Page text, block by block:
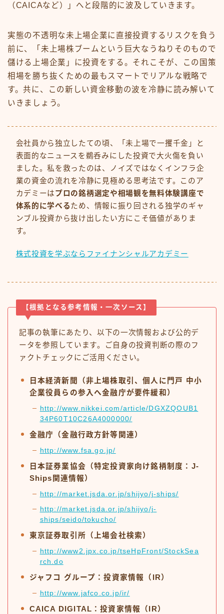
（CAICAなど）」へと段階的に波及していきます。
実態の不透明な未上場企業に直接投資するリスクを負う
前に、「未上場株ブームという巨大なうねりそのもので
儲ける上場企業」に投資をする。それこそが、この国策
相場を勝ち抜くための最もスマートでリアルな戦略で
す。共に、この新しい資金移動の波を冷静に読み解いて
いきましょう。
会社員から独立したての頃、「未上場で一攫千金」と
表面的なニュースを鵜呑みにした投資で大火傷を負い
ました。私を救ったのは、ノイズではなくインフラ企
業の資金の流れを冷静に見極める思考法です。このア
カデミーはプロの銘柄選定や相場観を無料体験講座で
体系的に学べるため、情報に振り回される独学のギャ
ンブル投資から抜け出したい方にこそ価値がありま
す。
株式投資を学ぶならファイナンシャルアカデミー
【根拠となる参考情報・一次ソース】
記事の執筆にあたり、以下の一次情報および公的デ
ータを参照しています。ご自身の投資判断の際のフ
ァクトチェックにご活用ください。
日本経済新聞（非上場株取引、個人に門戸 中小
企業役員らの参入へ金融庁が要件緩和）
http://www.nikkei.com/article/DGXZQOUB1
34P60T10C26A4000000/
金融庁（金融行政方針等関連）
http://www.fsa.go.jp/
日本証券業協会（特定投資家向け銘柄制度：J-
Ships関連情報）
http://market.jsda.or.jp/shijyo/j-ships/
http://market.jsda.or.jp/shijyo/j-
ships/seido/tokucho/
東京証券取引所（上場会社検索）
http://www2.jpx.co.jp/tseHpFront/StockSea
rch.do
ジャフコ グループ：投資家情報（IR）
http://www.jafco.co.jp/ir/
CAICA DIGITAL：投資家情報（IR）